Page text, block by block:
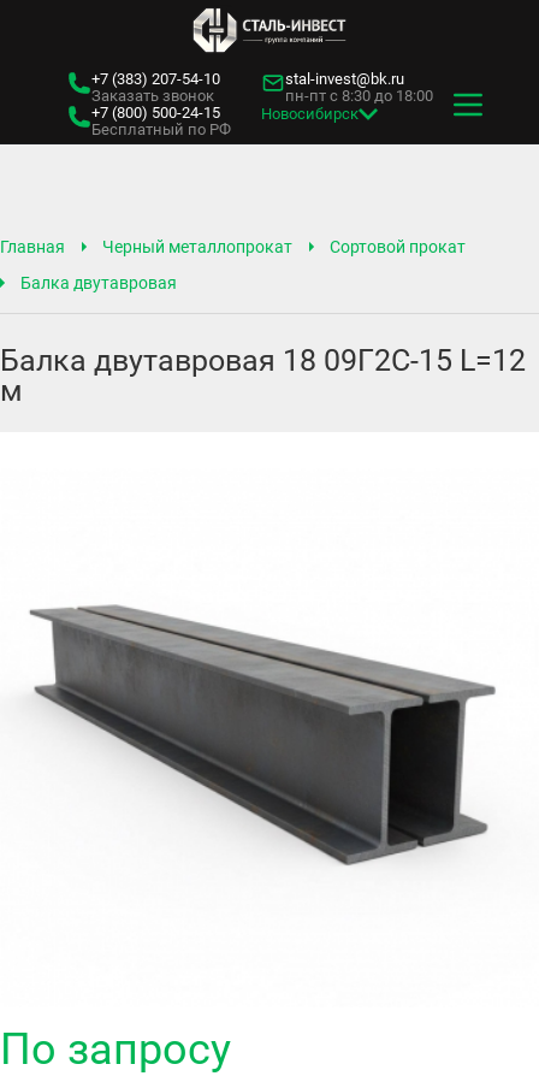
+7 (383) 207-54-10
Заказать звонок
+7 (800) 500-24-15
Бесплатный по РФ
stal-invest@bk.ru
пн-пт с 8:30 до 18:00
Новосибирск
Главная Черный металлопрокат
Сортовой прокат
Балка двутавровая
Балка двутавровая 18 09Г2С-15 L=12
м
По запросу